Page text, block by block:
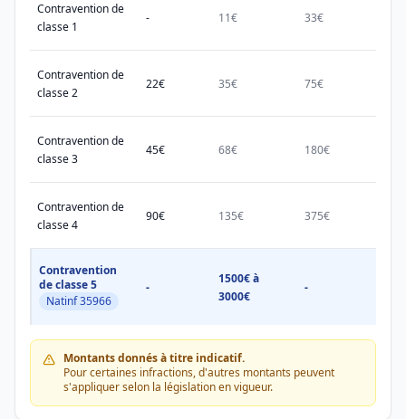
Contravention de
classe 1
- 11€ 33€
Contravention de
classe 2
22€ 35€ 75€
Contravention de
classe 3
45€ 68€ 180€
Contravention de
classe 4
90€ 135€ 375€
Contravention
de classe 5
Natinf 35966
-
1500€ à
3000€
-
Montants donnés à titre indicatif.
Pour certaines infractions, d'autres montants peuvent
s'appliquer selon la législation en vigueur.